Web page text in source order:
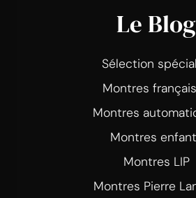
Le Blog
Sélection
Montres
Montres
Montres
Montres LIP
Montres Pierre